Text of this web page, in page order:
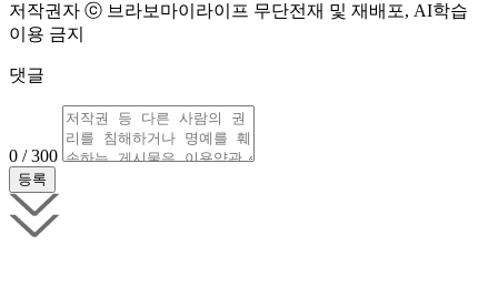
저작권자 ⓒ 브라보마이라이프 무단전재 및 재배포, AI학습
이용 금지
댓글
0 / 300